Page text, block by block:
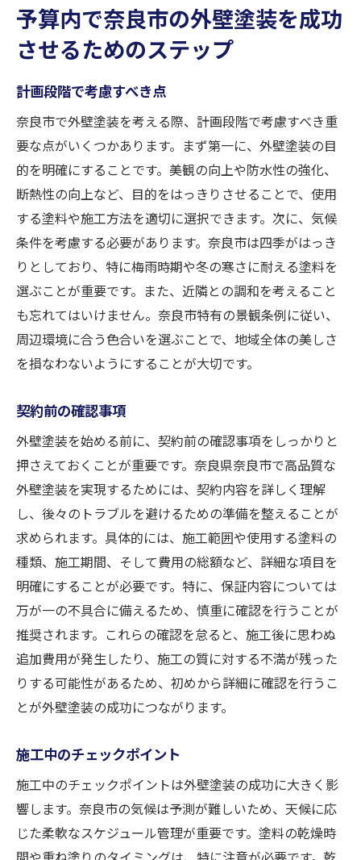
予算内で奈良市の外壁塗装を成功
させるためのステップ
計画段階で考慮すべき点
奈良市で外壁塗装を考える際、計画段階で考慮すべき重
要な点がいくつかあります。まず第一に、外壁塗装の目
的を明確にすることです。美観の向上や防水性の強化、
断熱性の向上など、目的をはっきりさせることで、使用
する塗料や施工方法を適切に選択できます。次に、気候
条件を考慮する必要があります。奈良市は四季がはっき
りとしており、特に梅雨時期や冬の寒さに耐える塗料を
選ぶことが重要です。また、近隣との調和を考えること
も忘れてはいけません。奈良市特有の景観条例に従い、
周辺環境に合う色合いを選ぶことで、地域全体の美しさ
を損なわないようにすることが大切です。
契約前の確認事項
外壁塗装を始める前に、契約前の確認事項をしっかりと
押さえておくことが重要です。奈良県奈良市で高品質な
外壁塗装を実現するためには、契約内容を詳しく理解
し、後々のトラブルを避けるための準備を整えることが
求められます。具体的には、施工範囲や使用する塗料の
種類、施工期間、そして費用の総額など、詳細な項目を
明確にすることが必要です。特に、保証内容については
万が一の不具合に備えるため、慎重に確認を行うことが
推奨されます。これらの確認を怠ると、施工後に思わぬ
追加費用が発生したり、施工の質に対する不満が残った
りする可能性があるため、初めから詳細に確認を行うこ
とが外壁塗装の成功につながります。
施工中のチェックポイント
施工中のチェックポイントは外壁塗装の成功に大きく影
響します。奈良市の気候は予測が難しいため、天候に応
じた柔軟なスケジュール管理が重要です。塗料の乾燥時